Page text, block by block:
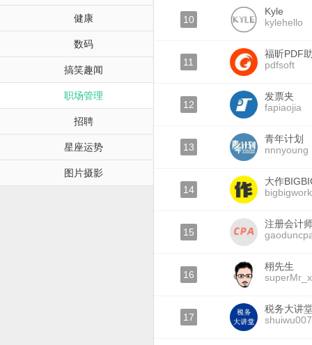
健康
数码
搞笑趣闻
职场管理
招聘
星座运势
图片摄影
10
Kyle
kylehello
11
福昕PDF
pdfsoft
12
发票夹
fapiaojia
13
青年计划
nnnyoung
14
大作
15
注册会计
16
栩先生
17
税务大讲
shuiwu007